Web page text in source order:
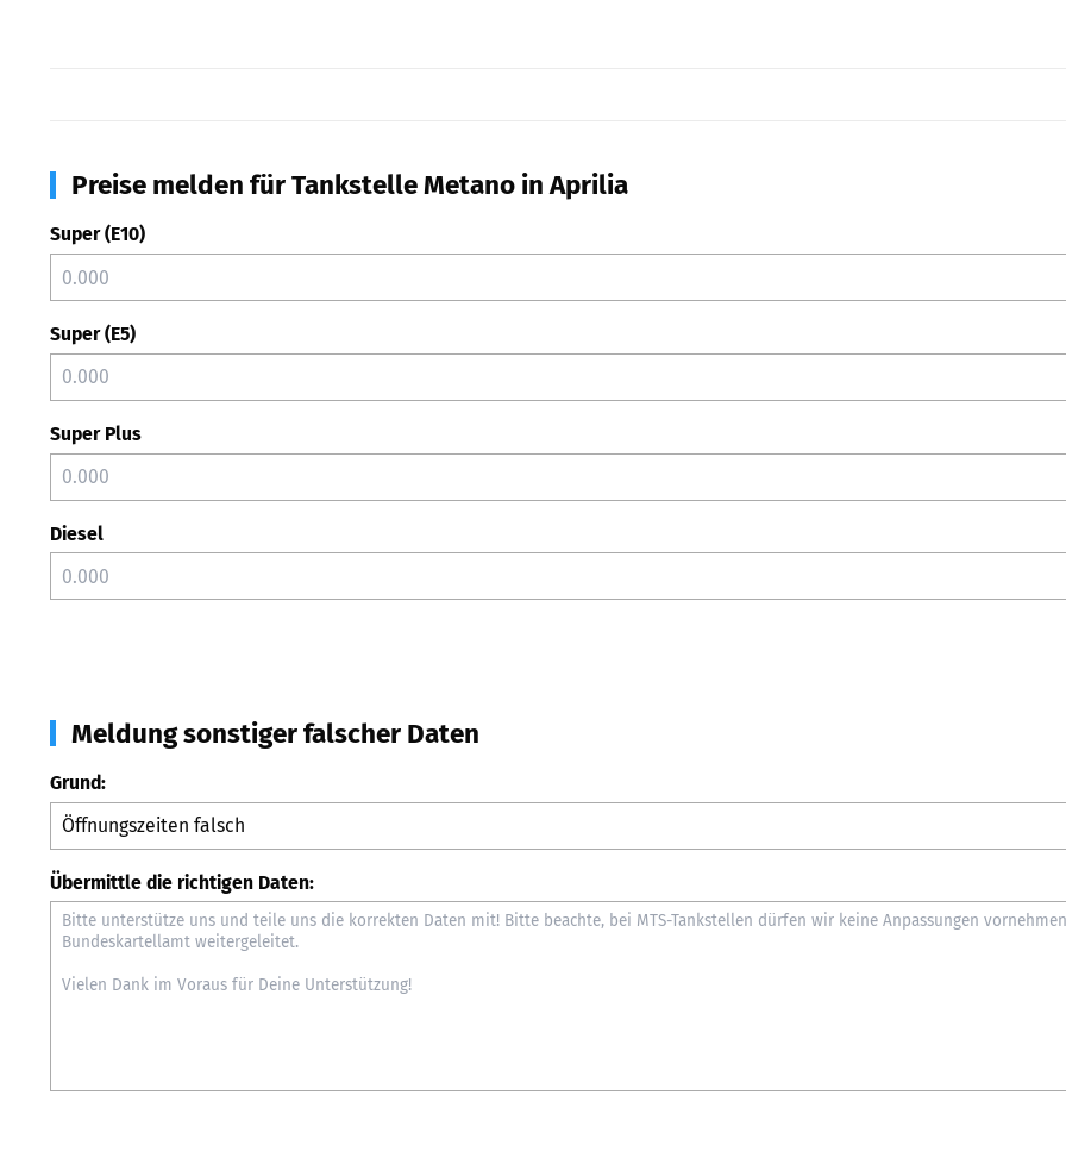
Preise melden für Tankstelle Metano in Aprilia
Super (E10)
Super (E5)
Super Plus
Diesel
Meldung sonstiger falscher Daten
Grund:
Übermittle die richtigen Daten: